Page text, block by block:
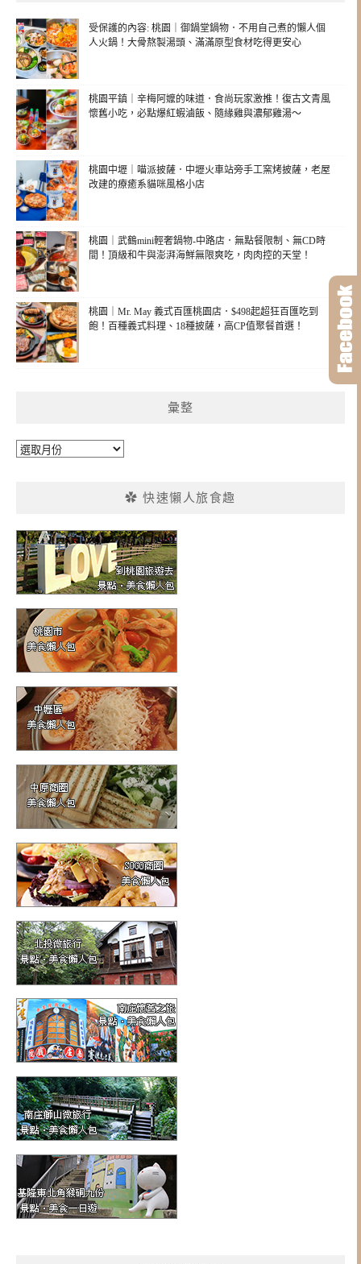
受保護的內容: 桃園｜御鍋堂鍋物．不用自己煮的懶人個
人火鍋！大骨熬製湯頭、滿滿原型食材吃得更安心
桃園平鎮｜辛梅阿嬤的味道．食尚玩家激推！復古文青風
懷舊小吃，必點爆紅蝦滷飯、隨緣雞與濃郁雞湯～
桃園中壢｜喵派披薩．中壢火車站旁手工窯烤披薩，老屋
改建的療癒系貓咪風格小店
桃園｜武鶴mini輕奢鍋物-中路店．無點餐限制、無CD時
間！頂級和牛與澎湃海鮮無限爽吃，肉肉控的天堂！
桃園｜Mr. May 義式百匯桃園店．$498起超狂百匯吃到
飽！百種義式料理、18種披薩，高CP值聚餐首選！
彙整
彙
✿ 快速懶人旅食趣